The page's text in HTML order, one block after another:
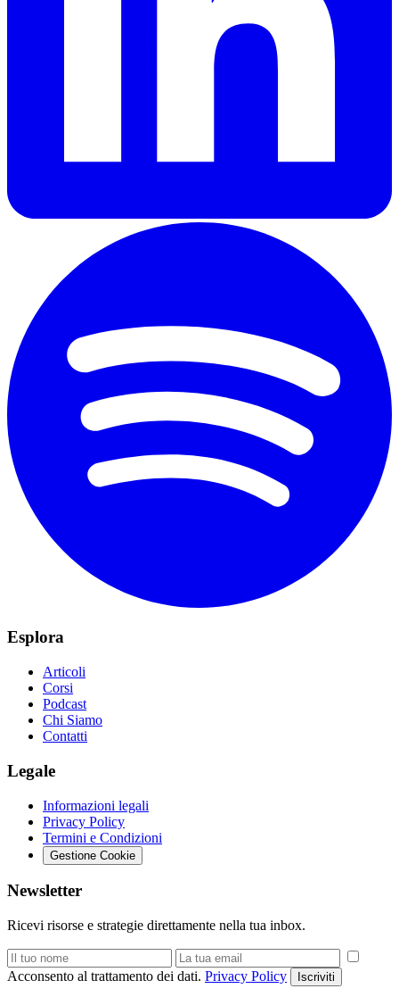
Esplora
Articoli
Corsi
Podcast
Chi Siamo
Contatti
Legale
Informazioni legali
Privacy Policy
Termini e Condizioni
Gestione Cookie
Newsletter
Ricevi risorse e strategie direttamente nella tua inbox.
Acconsento al trattamento dei dati. Privacy Policy Iscriviti